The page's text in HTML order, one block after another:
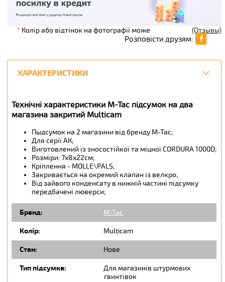
(Отзывы)
Розповісти друзям:
ХАРАКТЕРИСТИКИ
Технічні характеристики M-Tac підсумок на два
магазина закритий Multicam
Пыдсумок на 2 магазини від бренду M-Tac;
Для серії АК;
Виготовлений із зносостійкої та міцної CORDURA 1000D;
Розміри: 7х8х22см;
Кріплення - MOLLE\PALS;
Закривається на окремий клапан із велкро;
Від зайвого конденсату в нижній частині підсумку
передбачені люверси;
Бренд: M-Tac
Колір: Multicam
Стан: Нове
Тип підсумка:
Для магазинів штурмових
гвинтівок
*Колір або відтінок на фотографії може